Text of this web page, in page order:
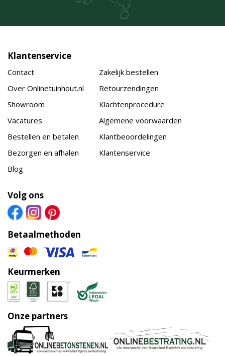
Klantenservice
Contact
Over Onlinetuinhout.nl
Showroom
Vacatures
Bestellen en betalen
Bezorgen en afhalen
Blog
Zakelijk bestellen
Retourzendingen
Klachtenprocedure
Algemene voorwaarden
Klantbeoordelingen
Klantenservice
Volg ons
Betaalmethoden
Keurmerken
Onze partners